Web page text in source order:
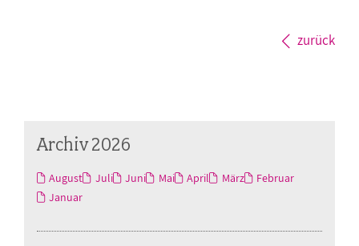
zurück
Archiv 2026
August Juli Juni Mai April März
Februar
Januar